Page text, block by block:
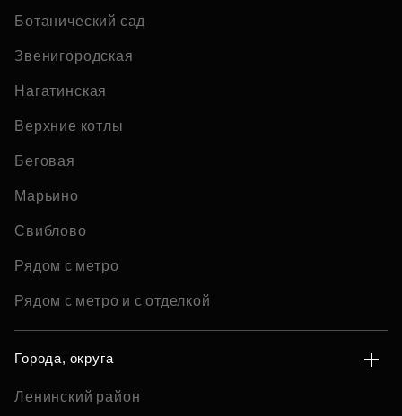
Ботанический сад
Звенигородская
Нагатинская
Верхние котлы
Беговая
Марьино
Свиблово
Рядом с метро
Рядом с метро и с отделкой
Города, округа
Ленинский район